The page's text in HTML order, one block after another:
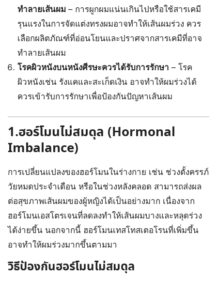
ทำลายเส้นผม – การผูกผมแน่นเกินไปหรือใช้สารเคมี
รุนแรงในการจัดแต่งทรงผมอาจทำให้เส้นผมร่วง ควร
เลือกผลิตภัณฑ์ที่อ่อนโยนและปราศจากสารเคมีที่อาจ
ทำลายเส้นผม
โรคผิวหนังบนหนังศีรษะควรได้รับการรักษา – โรค
ผิวหนังเช่น รังแคและสะเก็ดเงิน อาจทำให้ผมร่วงได้
ควรเข้ารับการรักษาเพื่อป้องกันปัญหาเส้นผม
1.ฮอร์โมนไม่สมดุล (Hormonal
Imbalance)
การเปลี่ยนแปลงของฮอร์โมนในร่างกาย เช่น ช่วงตั้งครรภ์
วัยหมดประจำเดือน หรือในช่วงหลังคลอด สามารถส่งผล
ต่อสุขภาพเส้นผมของผู้หญิงได้เป็นอย่างมาก เนื่องจาก
ฮอร์โมนเอสโตรเจนที่ลดลงทำให้เส้นผมบางและหลุดร่วง
ได้ง่ายขึ้น นอกจากนี้ ฮอร์โมนเทสโทสเตอโรนที่เพิ่มขึ้น
อาจทำให้ผมร่วงมากขึ้นตามมา
วิธีป้องกันฮอร์โมนไม่สมดุล